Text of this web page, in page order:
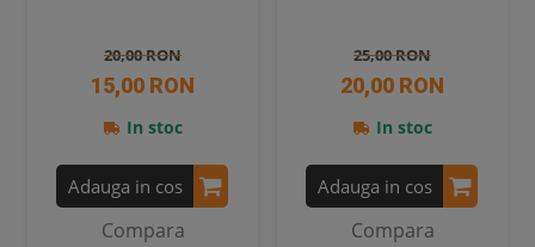
20,00 RON
15,00 RON
In stoc
Adauga in cos
Compara
25,00 RON
20,00 RON
In stoc
Adauga in cos
Compara